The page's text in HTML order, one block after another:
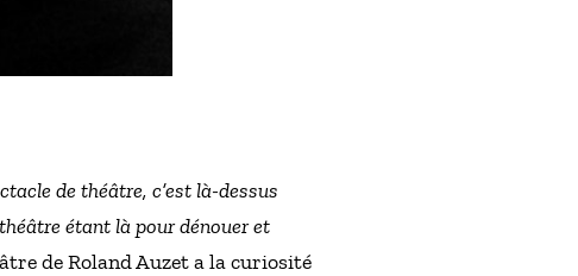
de théâtre, c’est là-dessus
étant là pour dénouer et
de Roland Auzet a la curiosité